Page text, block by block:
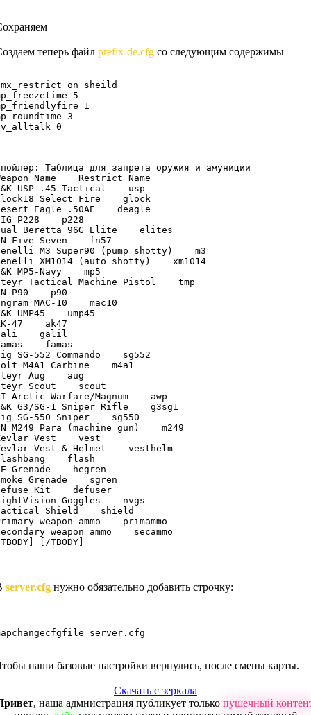
теперь файл prefix-de.cfg со следующим содержимы
on sheild
5
1
3
0
Таблица для запрета оружия и амуниции
Name    Restrict Name
USP .45 Tactical    usp
Select Fire    glock
Eagle .50AE    deagle
P228    p228
Beretta 96G Elite    elites
Five-Seven    fn57
M3 Super90 (pump shotty)    m3
XM1014 (auto shotty)    xm1014
MP5-Navy    mp5
Tactical Machine Pistol    tmp
P90    p90
MAC-10    mac10
UMP45    ump45
47    ak47
galil
famas
SG-552 Commando    sg552
M4A1 Carbine    m4a1
Aug    aug
Scout    scout
Arctic Warfare/Magnum    awp
G3/SG-1 Sniper Rifle    g3sg1
SG-550 Sniper    sg550
M249 Para (machine gun)    m249
Vest    vest
Vest & Helmet    vesthelm
flash
Grenade    hegren
Grenade    sgren
Kit    defuser
Goggles    nvgs
Shield    shield
weapon ammo    primammo
weapon ammo    secammo
[/TBODY]
server.cfg нужно обязательно добавить строчку:
server.cfg
наши базовые настройки вернулись, после смены карты.
Скачать с зеркала
, наша адмнистрация публикует только пушечный